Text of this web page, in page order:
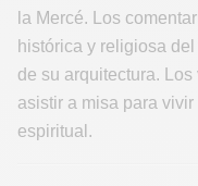
la Mercé. Los
histórica y religiosa
de su arquitectura.
asistir a misa para
espiritual.